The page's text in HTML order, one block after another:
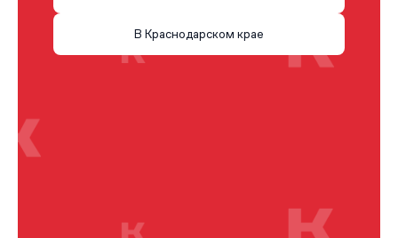
В Краснодарском крае